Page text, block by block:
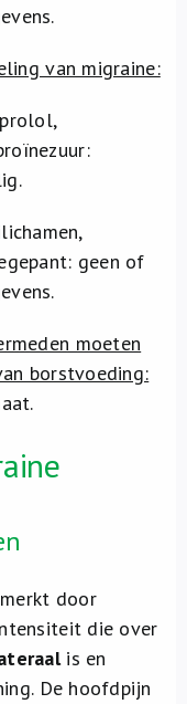
van migraine:
geen of
moeten
borstvoeding:
door
die over
is en
De hoofdpijn